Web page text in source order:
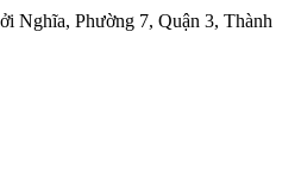
Nghĩa, Phường 7, Quận 3, Thành